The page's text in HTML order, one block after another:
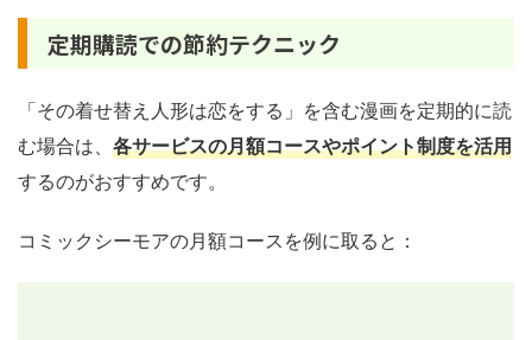
定期購読での節約テクニック
「その着せ替え人形は恋をする」を含む漫画を定期的に読
む場合は、 各サービスの月額コースやポイント制度を活用
するのがおすすめです。
コミックシーモアの月額コースを例に取ると：